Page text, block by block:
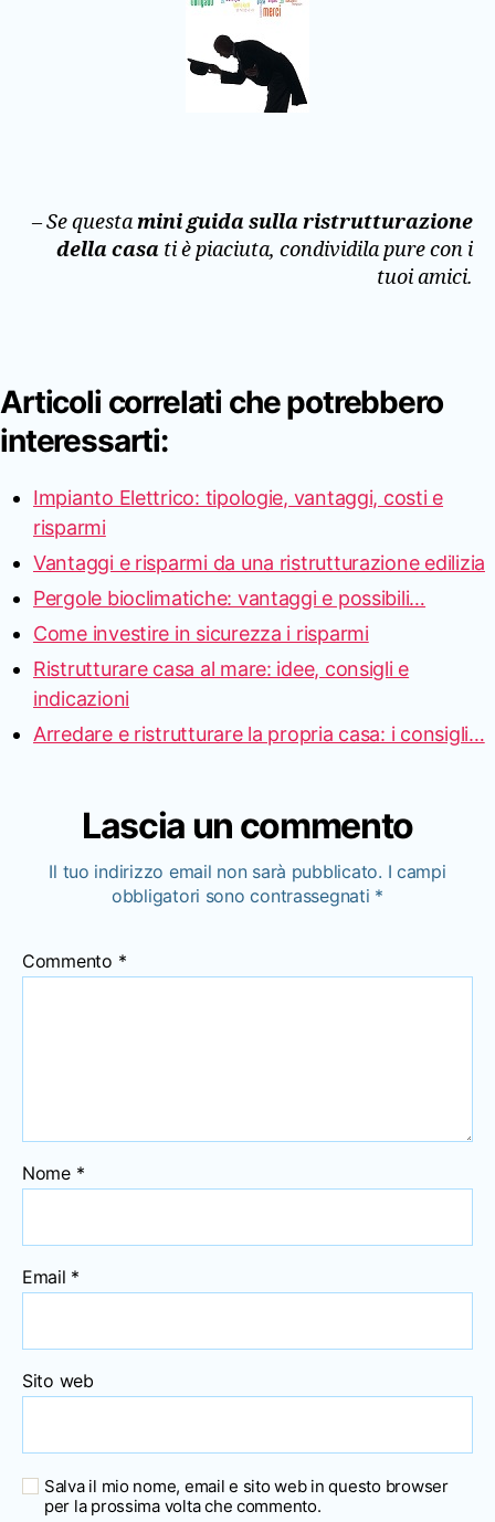
– Se questamini guida sulla ristrutturazione
della casa ti è piaciuta, condividila pure con i
tuoi amici.
Articoli correlati che potrebbero
interessarti:
Impianto Elettrico: tipologie, vantaggi, costi e
risparmi
Vantaggi e risparmi da una ristrutturazione edilizia
Pergole bioclimatiche: vantaggi e possibili…
Come investire in sicurezza i risparmi
Ristrutturare casa al mare: idee, consigli e
indicazioni
Arredare e ristrutturare la propria casa: i consigli…
Lascia un commento
Il tuo indirizzo email non sarà pubblicato. I campi
obbligatori sono contrassegnati *
Commento *
Nome *
Email *
Sito web
Salva il mio nome, email e sito web in questo browser
per la prossima volta che commento.